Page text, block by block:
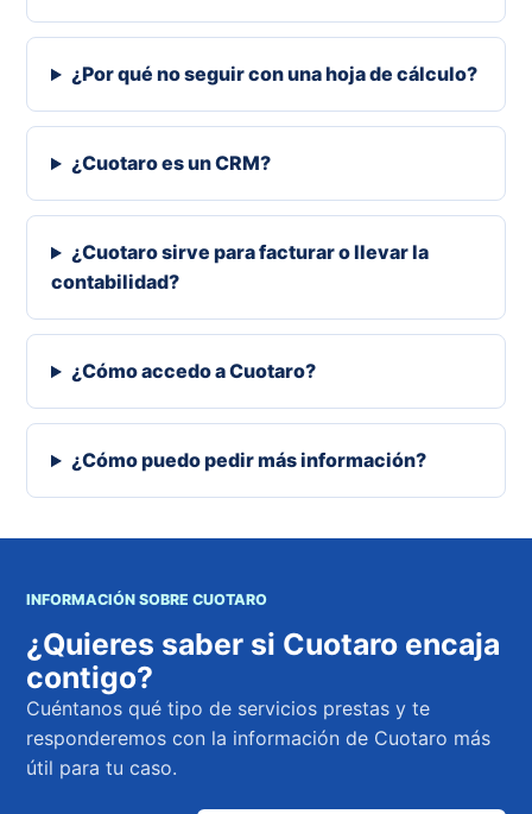
¿Por qué no seguir con una hoja de cálculo?
¿Cuotaro es un CRM?
¿Cuotaro sirve para facturar o llevar la
contabilidad?
¿Cómo accedo a Cuotaro?
¿Cómo puedo pedir más información?
INFORMACIÓN SOBRE CUOTARO
¿Quieres saber si Cuotaro encaja
contigo?
Cuéntanos qué tipo de servicios prestas y te
responderemos con la información de Cuotaro más
útil para tu caso.